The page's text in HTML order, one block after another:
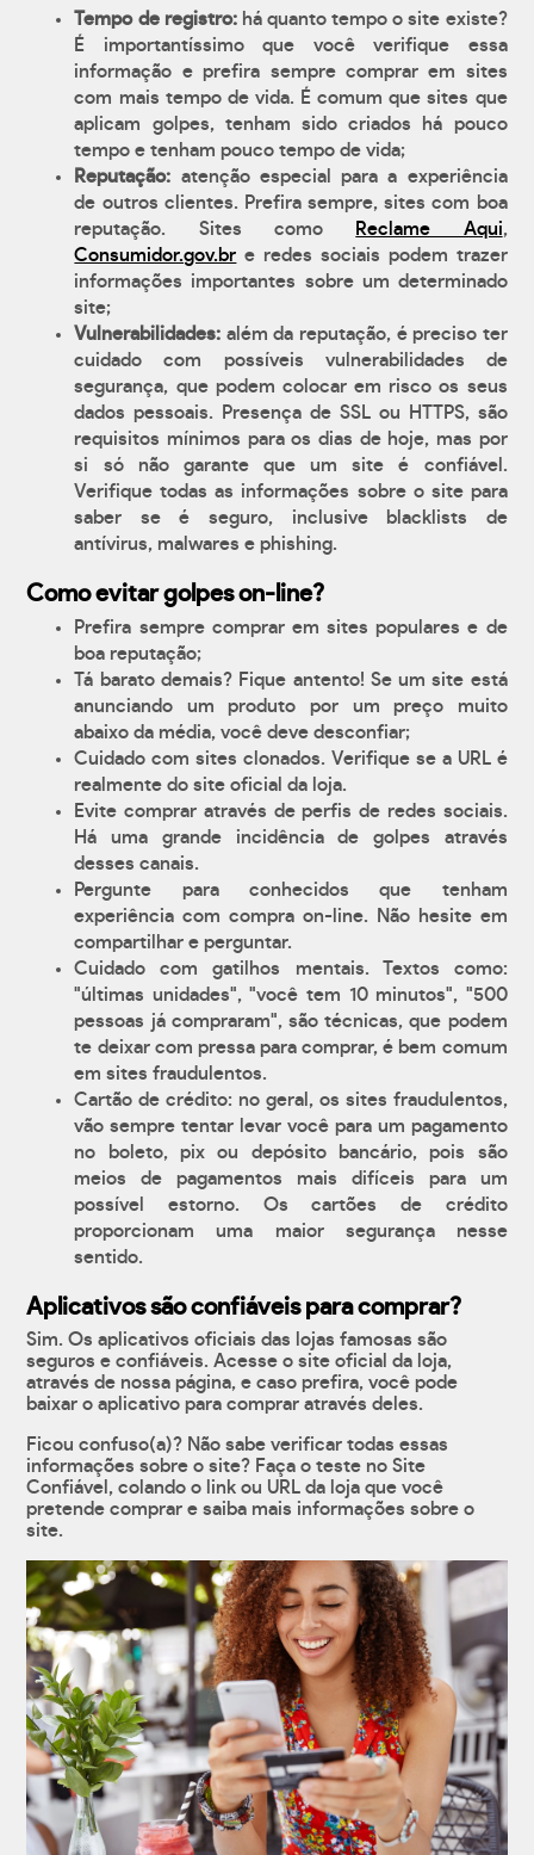
Tempo de registro:há quanto tempo o site existe?
É importantíssimo que você verifique essa
informação e prefira sempre comprar em sites
com mais tempo de vida. É comum que sites que
aplicam golpes, tenham sido criados há pouco
tempo e tenham pouco tempo de vida;
Reputação: atenção especial para a experiência
de outros clientes. Prefira sempre, sites com boa
reputação. Sites como
Reclame Aqui,
Consumidor.gov.br e redes sociais podem trazer
informações importantes sobre um determinado
site;
Vulnerabilidades: além da reputação, é preciso ter
cuidado com possíveis vulnerabilidades de
segurança, que podem colocar em risco os seus
dados pessoais. Presença de SSL ou HTTPS, são
requisitos mínimos para os dias de hoje, mas por
si só não garante que um site é confiável.
Verifique todas as informações sobre o site para
saber se é seguro, inclusive blacklists de
antívirus, malwares e phishing.
Como evitar golpes on-line?
Prefira sempre comprar em sites populares e de
boa reputação;
Tá barato demais? Fique antento! Se um site está
anunciando um produto por um preço muito
abaixo da média, você deve desconfiar;
Cuidado com sites clonados. Verifique se a URL é
realmente do site oficial da loja.
Evite comprar através de perfis de redes sociais.
Há uma grande incidência de golpes através
desses canais.
Pergunte para conhecidos que tenham
experiência com compra on-line. Não hesite em
compartilhar e perguntar.
Cuidado com gatilhos mentais. Textos como:
"últimas unidades", "você tem 10 minutos", "500
pessoas já compraram", são técnicas, que podem
te deixar com pressa para comprar, é bem comum
em sites fraudulentos.
Cartão de crédito: no geral, os sites fraudulentos,
vão sempre tentar levar você para um pagamento
no boleto, pix ou depósito bancário, pois são
meios de pagamentos mais difíceis para um
possível estorno. Os cartões de crédito
proporcionam uma maior segurança nesse
sentido.
Aplicativos são confiáveis para comprar?
Sim. Os aplicativos oficiais das lojas famosas são
seguros e confiáveis. Acesse o site oficial da loja,
através de nossa página, e caso prefira, você pode
baixar o aplicativo para comprar através deles.
Ficou confuso(a)? Não sabe verificar todas essas
informações sobre o site? Faça o teste no Site
Confiável, colando o link ou URL da loja que você
pretende comprar e saiba mais informações sobre o
site.